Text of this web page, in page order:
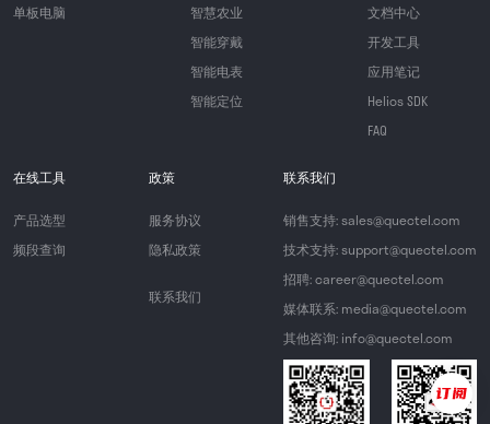
单板电脑
智慧农业
智能穿戴
智能电表
智能定位
文档中心
开发工具
应用笔记
Helios SDK
FAQ
在线工具
产品选型
频段查询
政策
服务协议
隐私政策
联系我们
联系我们
销售支持: sales@quectel.com
技术支持: support@quectel.com
招聘: career@quectel.com
媒体联系: media@quectel.com
其他咨询: info@quectel.com